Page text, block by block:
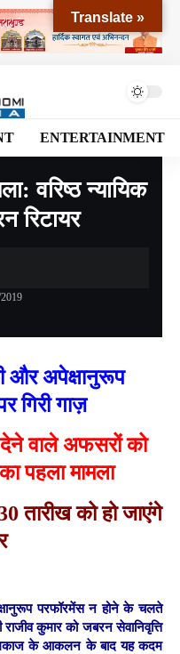
ENTERTAINMENT
>उत्तराखंड का पहला मामला: वरिष्ठ न्यायिक अधिकारी को किया जबरन रिटायर
वरिष्ठ न्यायिक
रिटायर
और अपेक्षानुरूप
गिरी गाज़
वाले अफसरों को
पहला मामला
तारीख को हो जाएंगे
परफॉरमेंस न होने के चलते
राजीव कुमार को जबरन सेवानिवृत्ति
के आकलन के बाद यह कदम
Translate »